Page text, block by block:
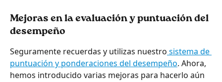
Mejoras en la evaluación y puntuación del
desempeño
Seguramente recuerdas y utilizas nuestro sistema de
puntuación y ponderaciones del desempeño. Ahora,
hemos introducido varias mejoras para hacerlo aún